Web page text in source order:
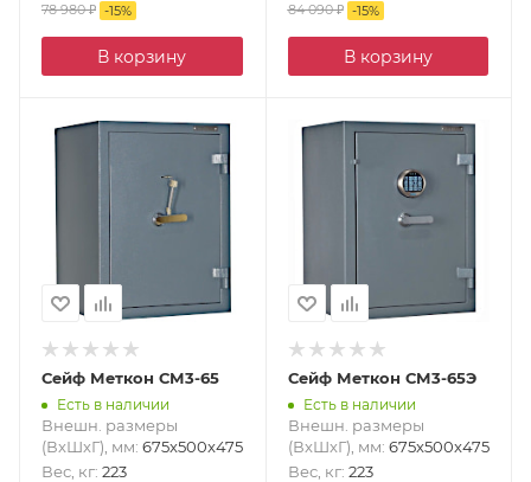
78 980₽ -15%
В корзину
84 090₽ -15%
В корзину
Сейф Меткон СМ3-65
Есть в наличии
Внешн. размеры
(ВxШxГ), мм: 675x500x475
Вес, кг: 223
Сейф Меткон СМ3-65Э
Есть в наличии
Внешн. размеры
(ВxШxГ), мм: 675x500x475
Вес, кг: 223